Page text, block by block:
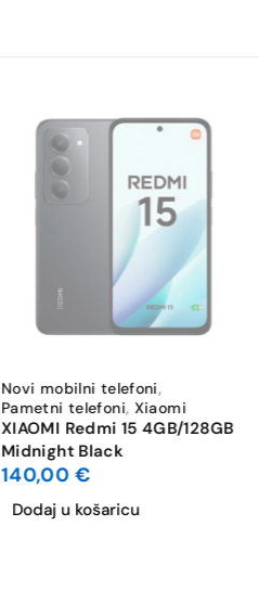
Novi mobilni telefoni,
Pametni telefoni, Xiaomi
XIAOMI Redmi 15 4GB/128GB
Midnight Black
140,00 €
Dodaj u košaricu